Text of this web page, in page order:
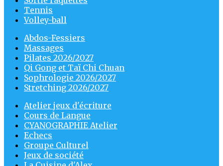
Tennis
Volley-ball
Abdos-Fessiers
Massages
Pilates 2026/2027
Qi Gong et Taï Chi Chuan
Sophrologie 2026/2027
Stretching 2026/2027
Atelier jeux d'écriture
Cours de Langue
CYANOGRAPHIE Atelier
Echecs
Groupe Culturel
Jeux de société